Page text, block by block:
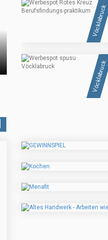
Vöcklabruck
Vöcklabruck